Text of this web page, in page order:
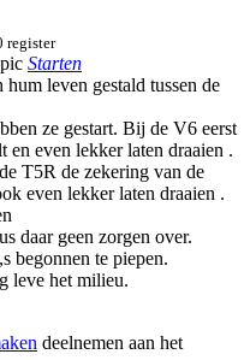
register
Starten
leven gestald tussen de
ze gestart. Bij de V6 eerst
en even lekker laten draaien .
T5R de zekering van de
even lekker laten draaien .
daar geen zorgen over.
begonnen te piepen.
leve het milieu.
deelnemen aan het